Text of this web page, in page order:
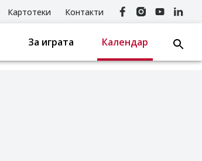
Картотеки Контакти
За играта Календар